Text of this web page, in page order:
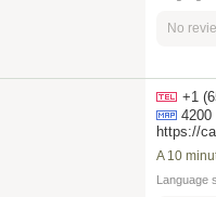
No
+1
4200
https://
A 10
Language